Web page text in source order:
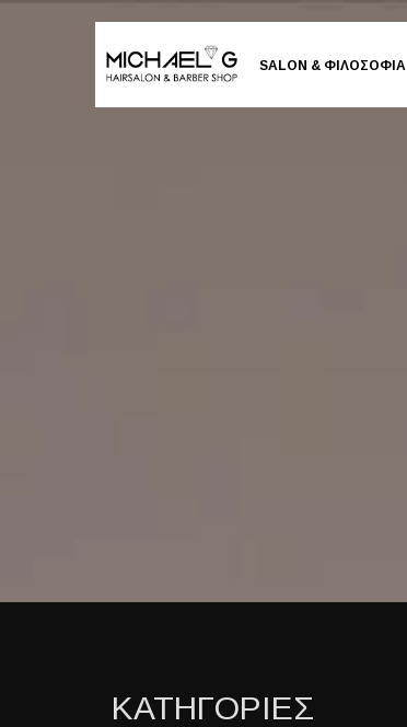
SALON & ΦΙΛΟΣΟΦΙΑ
ΚΑΤΗΓΟΡΙΕΣ